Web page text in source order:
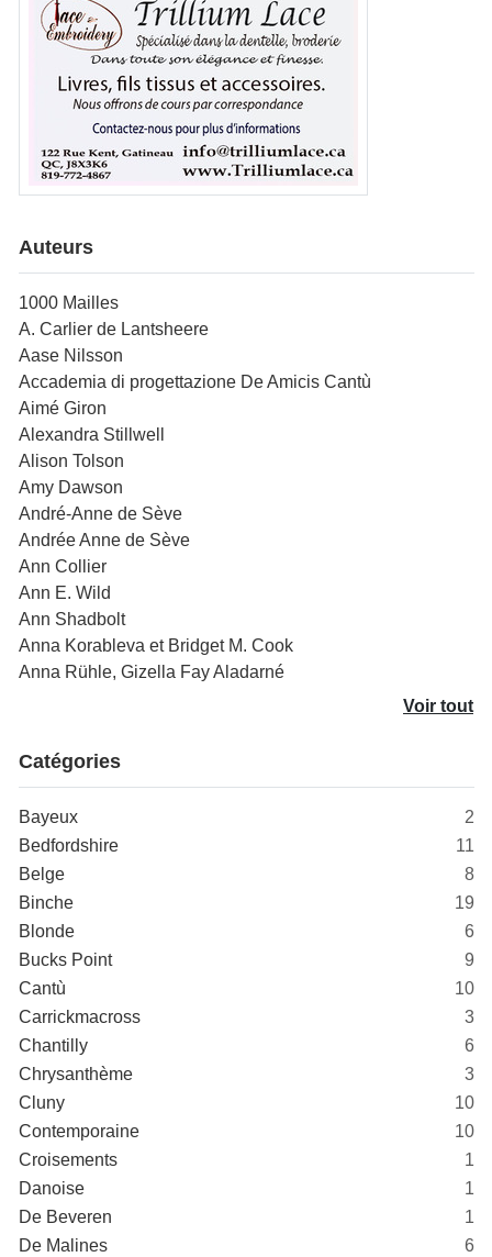
Auteurs
1000 Mailles
A. Carlier de Lantsheere
Aase Nilsson
Accademia di progettazione De Amicis Cantù
Aimé Giron
Alexandra Stillwell
Alison Tolson
Amy Dawson
André-Anne de Sève
Andrée Anne de Sève
Ann Collier
Ann E. Wild
Ann Shadbolt
Anna Korableva et Bridget M. Cook
Anna Rühle, Gizella Fay Aladarné
Voir tout
Catégories
Bayeux
2
Bedfordshire
11
Belge
8
Binche
19
Blonde
6
Bucks Point
9
Cantù
10
Carrickmacross
3
Chantilly
6
Chrysanthème
3
Cluny
10
Contemporaine
10
Croisements
1
Danoise
1
De Beveren
1
De Malines
6